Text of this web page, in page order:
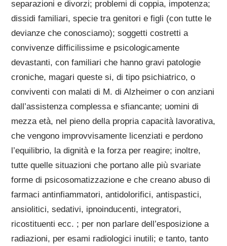
separazioni e divorzi; problemi di coppia, impotenza;
dissidi familiari, specie tra genitori e figli (con tutte le
devianze che conosciamo); soggetti costretti a
convivenze difficilissime e psicologicamente
devastanti, con familiari che hanno gravi patologie
croniche, magari queste si, di tipo psichiatrico, o
conviventi con malati di M. di Alzheimer o con anziani
dall’assistenza complessa e sfiancante; uomini di
mezza età, nel pieno della propria capacità lavorativa,
che vengono improvvisamente licenziati e perdono
l’equilibrio, la dignità e la forza per reagire; inoltre,
tutte quelle situazioni che portano alle più svariate
forme di psicosomatizzazione e che creano abuso di
farmaci antinfiammatori, antidolorifici, antispastici,
ansiolitici, sedativi, ipnoinducenti, integratori,
ricostituenti ecc. ; per non parlare dell’esposizione a
radiazioni, per esami radiologici inutili; e tanto, tanto